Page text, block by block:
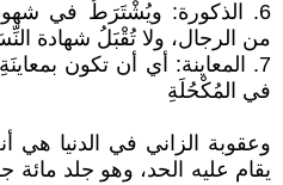
6. الذكورة: ويُشْتَرَطُ في
من الرجال، ولا تُقْبَلُ شهادة
7. المعاينة: أي أن تكون
في المُكْحُلَةِ
وعقوبة الزاني في الدنيا هي
يقام عليه الحد، وهو جلد مائة